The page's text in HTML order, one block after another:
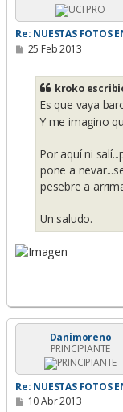
Re: NUESTAS FOTOS
M
25 Feb 2013
kroko
Es que vaya
Y me imagino
Por aquí ni
pone a
pesebre a
Un saludo.
Danimoreno
PRINCIPIANTE
Re: NUESTAS FOTOS
M10 Abr 2013